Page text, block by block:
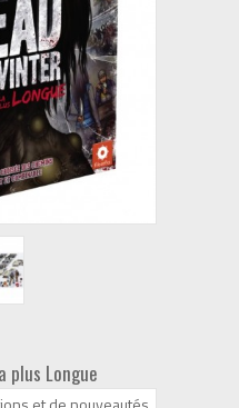
plus Longue